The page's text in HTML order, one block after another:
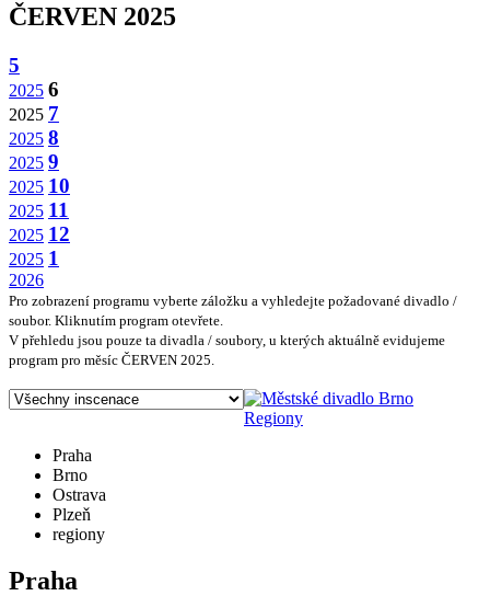
ČERVEN 2025
5
2025 6
2025 7
2025 8
2025 9
2025 10
2025 11
2025 12
2025 1
2026
Pro zobrazení programu vyberte záložku a vyhledejte požadované divadlo /
soubor. Kliknutím program otevřete.
V přehledu jsou pouze ta divadla / soubory, u kterých aktuálně evidujeme
program pro měsíc ČERVEN 2025.
Regiony
Praha
Brno
Ostrava
Plzeň
regiony
Praha